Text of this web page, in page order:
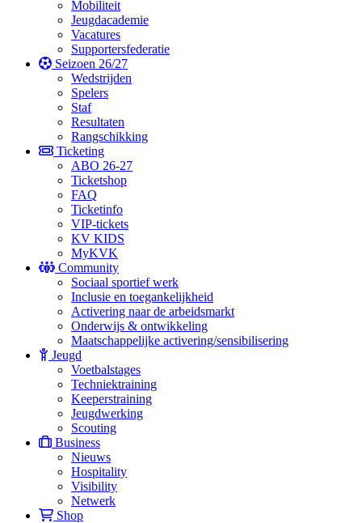
Mobiliteit
Jeugdacademie
Vacatures
Supportersfederatie
Seizoen 26/27
Wedstrijden
Spelers
Staf
Resultaten
Rangschikking
Ticketing
ABO 26-27
Ticketshop
FAQ
Ticketinfo
VIP-tickets
KV KIDS
MyKVK
Community
Sociaal sportief werk
Inclusie en toegankelijkheid
Activering naar de arbeidsmarkt
Onderwijs & ontwikkeling
Maatschappelijke activering/sensibilisering
Jeugd
Voetbalstages
Techniektraining
Keeperstraining
Jeugdwerking
Scouting
Business
Nieuws
Hospitality
Visibility
Netwerk
Shop